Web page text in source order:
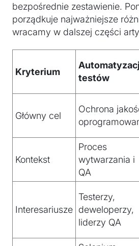
bezpośrednie zestawienie.
porządkuje najważniejsze
wracamy w dalszej części
Kryterium
testów
Główny cel
Ochrona
Kontekst
Proces
wytwarzania i
QA
Interesariusze
Testerzy,
deweloperzy,
liderzy QA